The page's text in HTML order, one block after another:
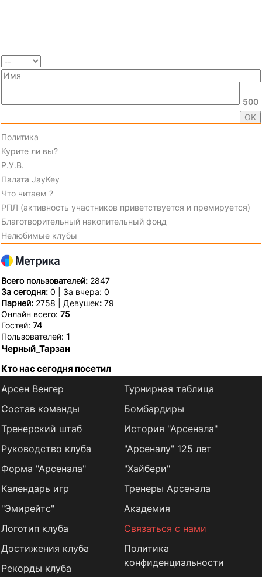
500
Политика
Курите ли вы?
Р.У.В.
Палата JayKey
Что читаем ?
РПЛ (активность участников приветствуется и премируется)
Благотворительный накопительный фонд
Нелюбимые клубы
Всего пользователей: 2847
За сегодня: 0 | За вчера: 0
Парней: 2758 | Девушек: 79
Онлайн всего: 75
Гостей: 74
Пользователей: 1
Черный_Тарзан
Кто нас сегодня посетил
Арсен Венгер
Состав команды
Тренерский штаб
Руководство клуба
Форма "Арсенала"
Календарь игр
Турнирная таблица
Бомбардиры
История "Арсенала"
"Арсеналу" 125 лет
"Хайбери"
Тренеры Арсенала
"Эмирейтс"
Логотип клуба
Достижения клуба
Рекорды клуба
Академия
Связаться с нами
Политика
конфиденциальности